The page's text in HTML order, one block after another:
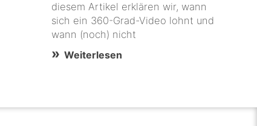
diesem Artikel erklären wir, wann
sich ein 360-Grad-Video lohnt und
wann (noch) nicht
Weiterlesen